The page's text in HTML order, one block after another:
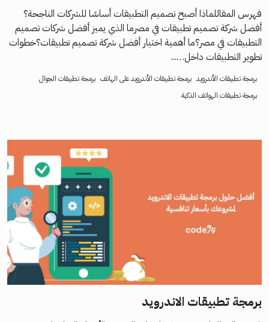
فهرس المقاللماذا أصبح تصميم التطبيقات أساسًا للشركات الناجحة؟
أفضل شركة تصميم تطبيقات في مصرما الذي يميز أفضل شركات تصميم
التطبيقات في مصر؟ما أهمية اختيار أفضل شركة تصميم تطبيقات؟خطوات
تطوير التطبيقات داخل…...
برمجة تطبيقات الأندرويد برمجة تطبيقات الأندرويد على الهاتف برمجة تطبيقات الجوال
برمجة تطبيقات الهواتف الذكية
برمجة تطبيقات الاندرويد